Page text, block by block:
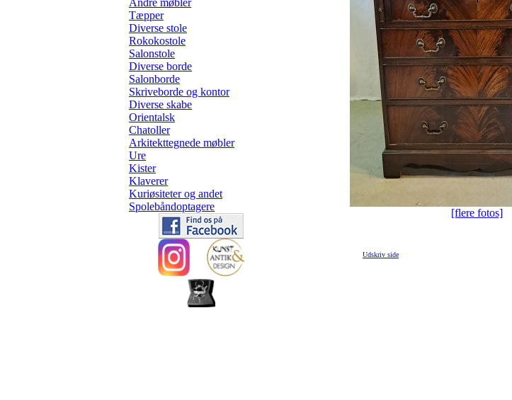
Andre møbler
Tæpper
Diverse stole
Rokokostole
Salonstole
Diverse borde
Salonborde
Skriveborde og kontor
Diverse skabe
Orientalsk
Chatoller
Arkitekttegnede møbler
Ure
Kister
Klaverer
Kuriøsiteter og andet
Spolebåndoptagere
[flere fotos]
Udskriv side